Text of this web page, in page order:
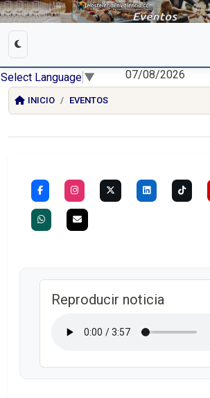
Select Language ▼ 07/08/2026
INICIO EVENTOS
Reproducir noticia